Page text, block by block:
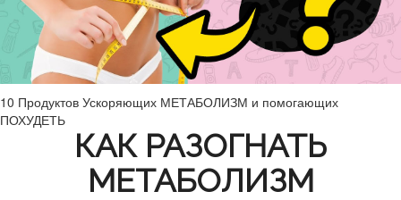
10 Продуктов Ускоряющих МЕТАБОЛИЗМ и помогающих
ПОХУДЕТЬ
КАК РАЗОГНАТЬ
МЕТАБОЛИЗМ